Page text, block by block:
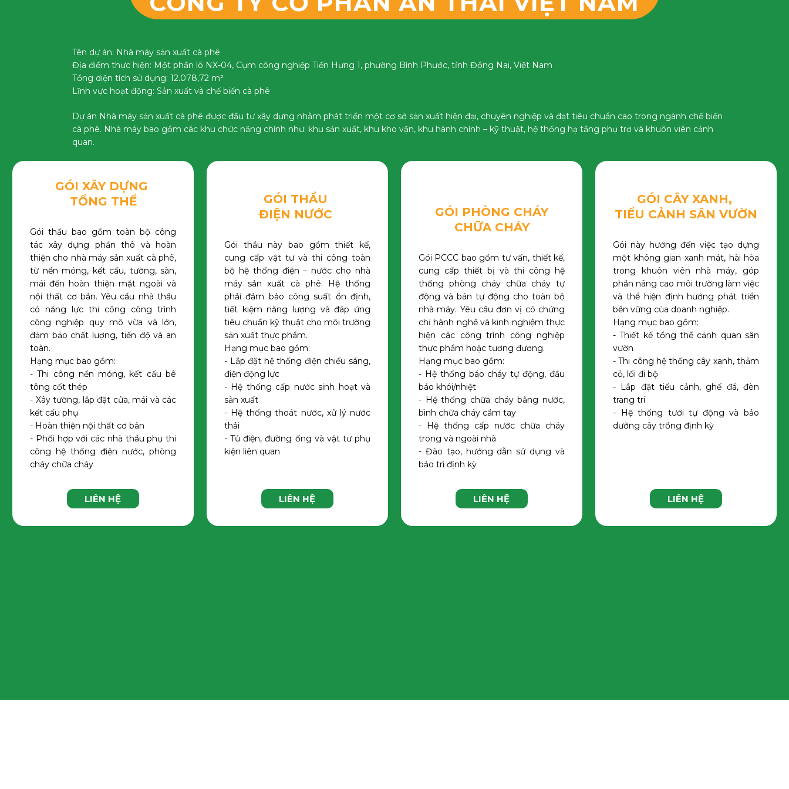
Tên dự án: Nhà máy sản xuất cà phê
Địa điểm thực hiện: Một phần lô NX-04, Cụm công nghiệp Tiến Hưng 1, phường Bình Phước, tỉnh Đồng Nai, Việt Nam
Tổng diện tích sử dụng: 12.078,72 m²
Lĩnh vực hoạt động: Sản xuất và chế biến cà phê
Dự án Nhà máy sản xuất cà phê được đầu tư xây dựng nhằm phát triển một cơ sở sản xuất hiện đại, chuyên nghiệp và đạt tiêu chuẩn cao trong ngành chế biến
cà phê. Nhà máy bao gồm các khu chức năng chính như: khu sản xuất, khu kho vận, khu hành chính – kỹ thuật, hệ thống hạ tầng phụ trợ và khuôn viên cảnh
quan.
GÓI XÂY DỰNG
TỔNG THỂ
Gói thầu bao gồm toàn bộ công
tác xây dựng phần thô và hoàn
thiện cho nhà máy sản xuất cà phê,
từ nền móng, kết cấu, tường, sàn,
mái đến hoàn thiện mặt ngoài và
nội thất cơ bản. Yêu cầu nhà thầu
có năng lực thi công công trình
công nghiệp quy mô vừa và lớn,
đảm bảo chất lượng, tiến độ và an
toàn.
Hạng mục bao gồm:
- Thi công nền móng, kết cấu bê
tông cốt thép
- Xây tường, lắp đặt cửa, mái và các
kết cấu phụ
- Hoàn thiện nội thất cơ bản
- Phối hợp với các nhà thầu phụ thi
công hệ thống điện nước, phòng
cháy chữa cháy
LIÊN HỆ
GÓI THẦU
ĐIỆN NƯ​ỚC
Gói thầu này bao gồm thiết kế,
cung cấp vật tư và thi công toàn
bộ hệ thống điện – nước cho nhà
máy sản xuất cà phê. Hệ thống
phải đảm bảo công suất ổn định,
tiết kiệm năng lượng và đáp ứng
tiêu chuẩn kỹ thuật cho môi trường
sản xuất thực phẩm.
Hạng mục bao gồm:
- Lắp đặt hệ thống điện chiếu sáng,
điện động lực
- Hệ thống cấp nước sinh hoạt và
sản xuất
- Hệ thống thoát nước, xử lý nước
thải
- Tủ điện, đường ống và vật tư phụ
kiện liên quan
LIÊN HỆ
GÓI PHÒNG CHÁY
CHỮA CHÁY
Gói PCCC bao gồm tư vấn, thiết kế,
cung cấp thiết bị và thi công hệ
thống phòng cháy chữa cháy tự
động và bán tự động cho toàn bộ
nhà máy. Yêu cầu đơn vị có chứng
chỉ hành nghề và kinh nghiệm thực
hiện các công trình công nghiệp
thực phẩm hoặc tương đương.
Hạng mục bao gồm:
- Hệ thống báo cháy tự động, đầu
báo khói/nhiệt
- Hệ thống chữa cháy bằng nước,
bình chữa cháy cầm tay
- Hệ thống cấp nước chữa cháy
trong và ngoài nhà
- Đào tạo, hướng dẫn sử dụng và
bảo trì định kỳ
LIÊN HỆ
GÓI CÂY XANH,
TIỂU CẢNH SÂN VƯỜN
Gói này hướng đến việc tạo dựng
một không gian xanh mát, hài hòa
trong khuôn viên nhà máy, góp
phần nâng cao môi trường làm việc
và thể hiện định hướng phát triển
bền vững của doanh nghiệp.
Hạng mục bao gồm:
- Thiết kế tổng thể cảnh quan sân
vườn
- Thi công hệ thống cây xanh, thảm
cỏ, lối đi bộ
- Lắp đặt tiểu cảnh, ghế đá, đèn
trang trí
- Hệ thống tưới tự động và bảo
dưỡng cây trồng định kỳ
LIÊN HỆ